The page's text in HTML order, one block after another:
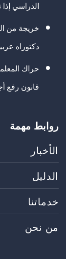
الدراسي
خريجة من
دكتوراه
حراك
قانون رفع
روابط مهمة
الأخبار
الدليل
خدماتنا
من نحن